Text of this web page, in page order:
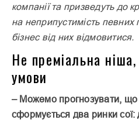
компанії та призведуть до
на неприпустимість певних
бізнес від них відмовитися.
Не преміальна
умови
– Можемо прогнозувати, що
сформується два ринки сої: